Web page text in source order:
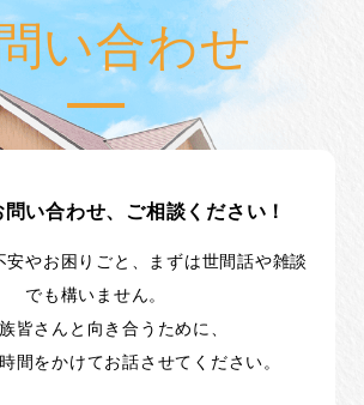
い合わせ
い合わせ、ご相談ください！
安やお困りごと、まずは世間話や雑談
でも構いません。
皆さんと向き合うために、
間をかけてお話させてください。